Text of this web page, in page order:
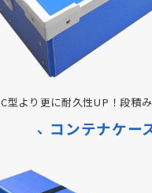
C型より更に耐久性UP！段積
コンテナケー